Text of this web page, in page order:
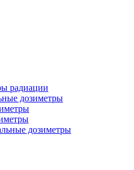
радиации
дозиметры
дозиметры